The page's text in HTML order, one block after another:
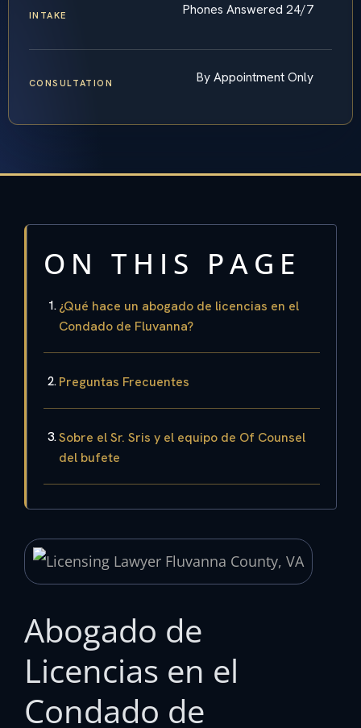
INTAKE Phones Answered 24/7
CONSULTATION By Appointment Only
ON THIS PAGE
¿Qué hace un abogado de licencias en el
Condado de Fluvanna?
Preguntas Frecuentes
Sobre el Sr. Sris y el equipo de Of Counsel
del bufete
Abogado de
Licencias en el
Condado de